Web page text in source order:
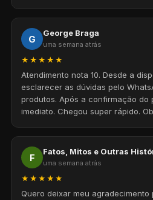
G
George Braga
uma semana atrás
★★★★★
Atendimento nota 10. Desde a
esclarecer as dúvidas pelo
produtos. Após a confirmação do
imediato. Chegou super rápido.
F
Fatos, Mitos e Outras
uma semana atrás
★★★★★
Quero deixar meu agradecimento